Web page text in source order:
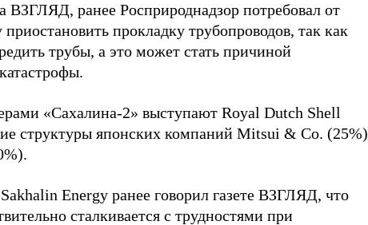
ВЗГЛЯД, ранее Росприроднадзор потребовал от
прокладку трубопроводов, так как
трубы, а это может стать причиной
«Сахалина-2» выступают Royal Dutch Shell
структуры японских компаний Mitsui & Co. (25%)
Energy ранее говорил газете ВЗГЛЯД, что
сталкивается с трудностями при